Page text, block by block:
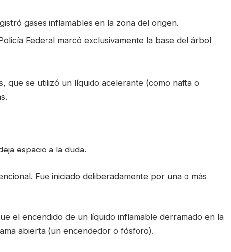
gases inflamables en la zona del origen.
Federal marcó exclusivamente la base del árbol
que se utilizó un líquido acelerante (como nafta o
espacio a la duda.
Fue iniciado deliberadamente por una o más
el encendido de un líquido inflamable derramado en la
abierta (un encendedor o fósforo).